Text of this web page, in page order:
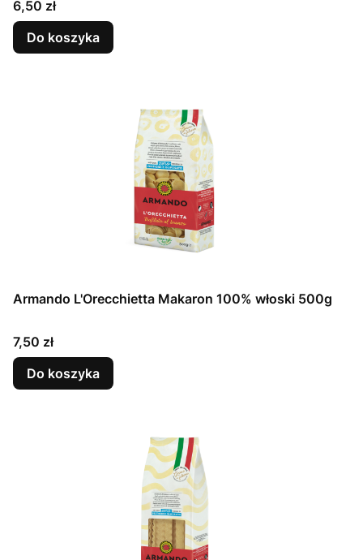
Cena
6,50 zł
Do koszyka
Armando L'Orecchietta Makaron 100% włoski 500g
Cena
7,50 zł
Do koszyka